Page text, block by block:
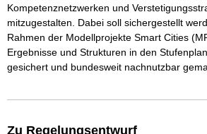
Kompetenznetzwerken und
mitzugestalten. Dabei soll sichergestellt
Rahmen der Modellprojekte Smart Cities
Ergebnisse und Strukturen in den
gesichert und bundesweit nachnutzbar
Zu Regelungsentwurf